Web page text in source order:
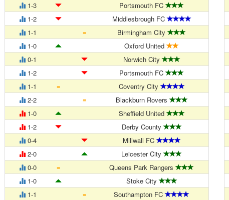
1-3
Portsmouth FC
1-2
Middlesbrough FC
1-1
=
Birmingham City
1-0
Oxford United
0-1
Norwich City
1-2
Portsmouth FC
1-1
=
Coventry City
2-2
=
Blackburn Rovers
1-0
Sheffield United
1-2
Derby County
0-4
Millwall FC
2-0
Leicester City
0-0
=
Queens Park Rangers
1-0
Stoke City
1-1
=
Southampton FC